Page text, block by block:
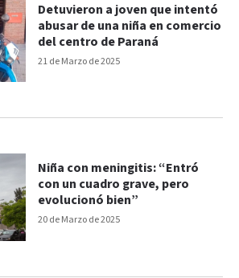
21 de Marzo de 2025
Detuvieron a joven que intentó
abusar de una niña en comercio
del centro de Paraná
20 de Marzo de 2025
Niña con meningitis: “Entró
con un cuadro grave, pero
evolucionó bien”